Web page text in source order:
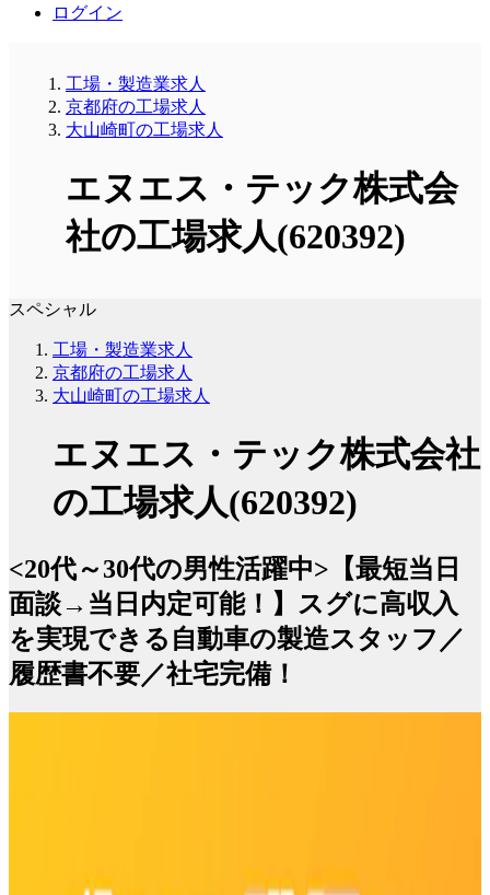
ログイン
工場・製造業求人
京都府の工場求人
大山崎町の工場求人
エヌエス・テック株式会
社の工場求人(620392)
スペシャル
工場・製造業求人
京都府の工場求人
大山崎町の工場求人
エヌエス・テック株式会社
の工場求人(620392)
<20代～30代の男性活躍中>【最短当日
面談→当日内定可能！】スグに高収入
を実現できる自動車の製造スタッフ／
履歴書不要／社宅完備！